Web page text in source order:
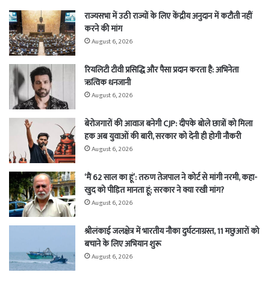
राज्यसभा में उठी राज्यों के लिए केंद्रीय अनुदान में कटौती नहीं
करने की मांग
August 6, 2026
रियलिटी टीवी प्रसिद्धि और पैसा प्रदान करता है: अभिनेता
ऋत्विक धनजानी
August 6, 2026
बेरोजगारों की आवाज बनेगी CJP: दीपके बोले छात्रों को मिला
हक अब युवाओं की बारी, सरकार को देनी ही होगी नौकरी
August 6, 2026
‘मैं 62 साल का हूं’: तरुण तेजपाल ने कोर्ट से मांगी नरमी, कहा-
खुद को पीड़ित मानता हूं; सरकार ने क्या रखी मांग?
August 6, 2026
श्रीलंकाई जलक्षेत्र में भारतीय नौका दुर्घटनाग्रस्त, 11 मछुआरों को
बचाने के लिए अभियान शुरू
August 6, 2026